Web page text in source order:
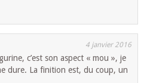
4 janvier 2016
c’est son aspect « mou », je
dure. La finition est, du coup, un